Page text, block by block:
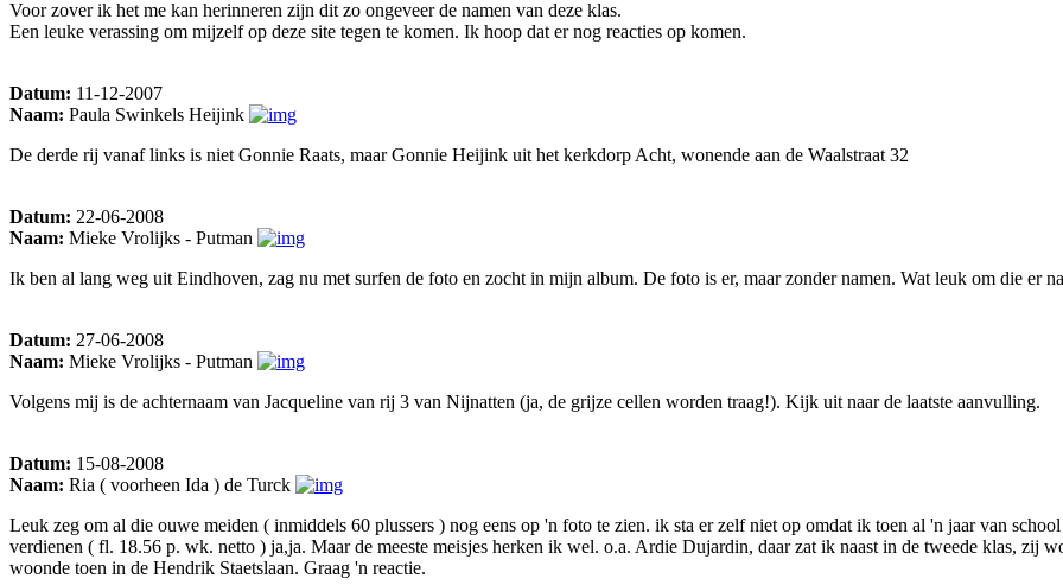
Voor zover ik het me kan herinneren zijn dit zo ongeveer de namen van deze klas.
Een leuke verassing om mijzelf op deze site tegen te komen. Ik hoop dat er nog reacties op komen.
Datum: 11-12-2007
Naam: Paula Swinkels Heijink
De derde rij vanaf links is niet Gonnie Raats, maar Gonnie Heijink uit het kerkdorp Acht, wonende aan de Waalstraat 32
Datum: 22-06-2008
Naam: Mieke Vrolijks - Putman
Ik ben al lang weg uit Eindhoven, zag nu met surfen de foto en zocht in mijn album. De foto is er, maar zonder namen. Wat leuk om die er
Datum: 27-06-2008
Naam: Mieke Vrolijks - Putman
Volgens mij is de achternaam van Jacqueline van rij 3 van Nijnatten (ja, de grijze cellen worden traag!). Kijk uit naar de laatste aanvulling.
Datum: 15-08-2008
Naam: Ria ( voorheen Ida ) de Turck
Leuk zeg om al die ouwe meiden ( inmiddels 60 plussers ) nog eens op 'n foto te zien. ik sta er zelf niet op omdat ik toen al 'n jaar van
verdienen ( fl. 18.56 p. wk. netto ) ja,ja. Maar de meeste meisjes herken ik wel. o.a. Ardie Dujardin, daar zat ik naast in de tweede klas, zij
woonde toen in de Hendrik Staetslaan. Graag 'n reactie.